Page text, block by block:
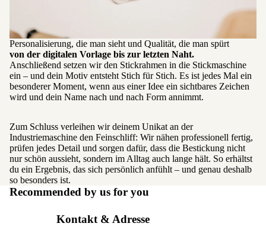
Personalisierung, die man sieht und Qualität, die man spürt
von der digitalen Vorlage bis zur letzten Naht.
Anschließend setzen wir den Stickrahmen in die Stickmaschine
ein – und dein Motiv entsteht Stich für Stich. Es ist jedes Mal ein
besonderer Moment, wenn aus einer Idee ein sichtbares Zeichen
wird und dein Name nach und nach Form annimmt.
Zum Schluss verleihen wir deinem Unikat an der
Industriemaschine den Feinschliff: Wir nähen professionell fertig,
prüfen jedes Detail und sorgen dafür, dass die Bestickung nicht
nur schön aussieht, sondern im Alltag auch lange hält. So erhältst
du ein Ergebnis, das sich persönlich anfühlt – und genau deshalb
so besonders ist.
Recommended by us for you
Kontakt & Adresse